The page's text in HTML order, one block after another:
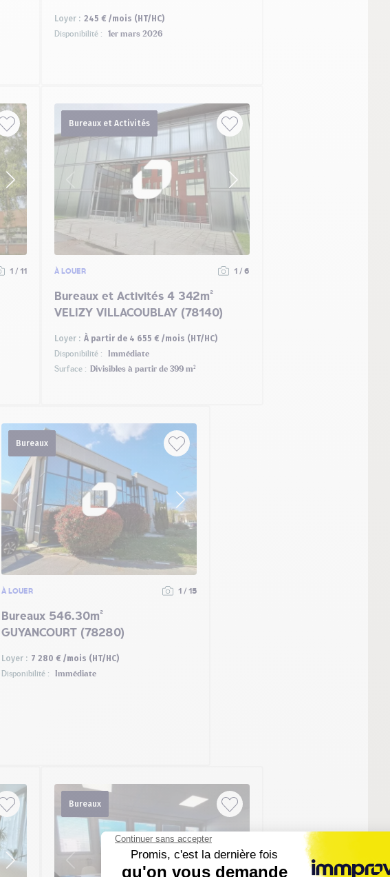
Loyer : 245 € /mois (HT/HC)
Disponibilité : 1er mars 2026
1 / 11
Bureaux et Activités
À LOUER 1 / 6
Bureaux et Activités 4 342m²
VELIZY VILLACOUBLAY (78140)
Loyer : À partir de 4 655 € /mois (HT/HC)
Disponibilité :
Immédiate
Surface :
Divisibles à partir de 399 m²
Bureaux
À LOUER 1 / 15
Bureaux 546.30m²
GUYANCOURT (78280)
Loyer : 7 280 € /mois (HT/HC)
Disponibilité : Immédiate
Bureaux